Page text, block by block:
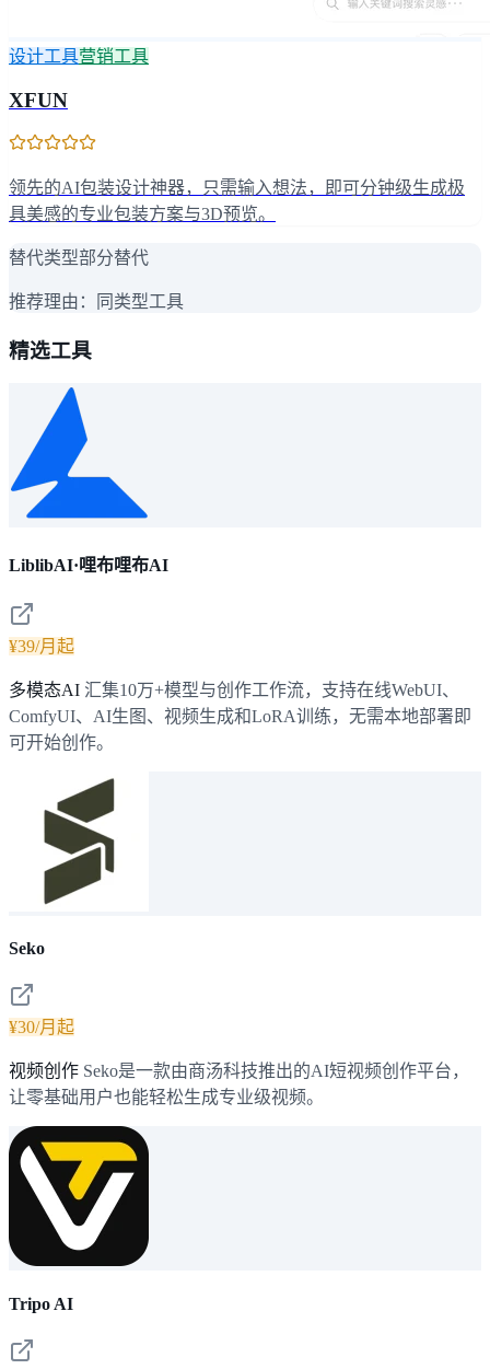
设计工具营销工具
XFUN
领先的AI包装设计神器，只需输入想法，即可分钟级生成极
具美感的专业包装方案与3D预览。
替代类型部分替代
推荐理由： 同类型工具
精选工具
LiblibAI·哩布哩布AI
¥39/月起
多模态AI 汇集10万+模型与创作工作流，支持在线WebUI、
ComfyUI、AI生图、视频生成和LoRA训练，无需本地部署即
可开始创作。
Seko
¥30/月起
视频创作 Seko是一款由商汤科技推出的AI短视频创作平台，
让零基础用户也能轻松生成专业级视频。
Tripo AI